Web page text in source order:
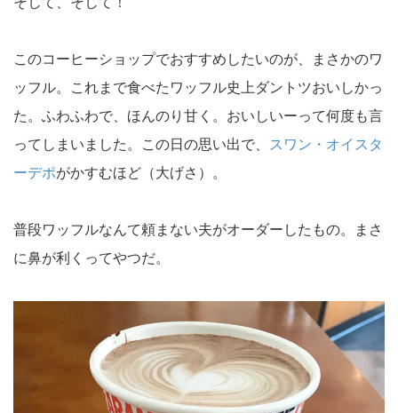
このコーヒーショップでおすすめしたいのが、まさかのワ
ッフル。これまで食べたワッフル史上ダントツおいしかっ
た。ふわふわで、ほんのり甘く。おいしいーって何度も言
ってしまいました。この日の思い出で、
スワン・オイスタ
ーデポがかすむほど（大げさ）。
普段ワッフルなんて頼まない夫がオーダーしたもの。まさ
に鼻が利くってやつだ。